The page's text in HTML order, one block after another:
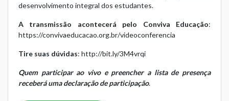
desenvolvimento integral dos estudantes.
A transmissão acontecerá pelo Conviva Educação:
https://convivaeducacao.org.br/videoconferencia
Tire suas dúvidas: http://bit.ly/3M4vrqi
Quem participar ao vivo e preencher a lista de presença
receberá uma declaração de participação.